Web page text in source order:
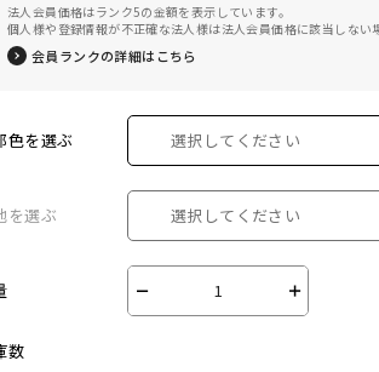
法人会員価格はランク5の金額を表示しています。
個人様や登録情報が不正確な法人様は法人会員価格に該当しない
会員ランクの詳細はこちら
色を選ぶ 選択してください
を選ぶ 選択してください
－ ＋
数